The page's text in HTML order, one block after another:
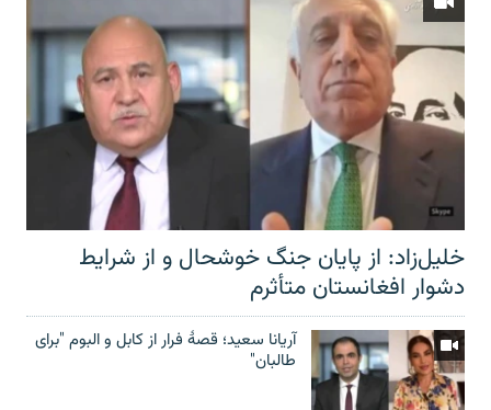
خلیل‌زاد: از پایان جنگ خوشحال و از شرایط
دشوار افغانستان متأثرم
آریانا سعید؛ قصۀ فرار از کابل و البوم "برای
طالبان"